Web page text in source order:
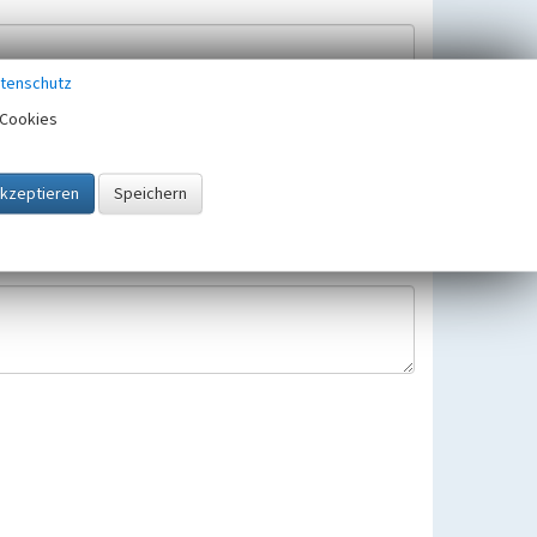
gespeichert und verwendet.
gültigen Europäischen